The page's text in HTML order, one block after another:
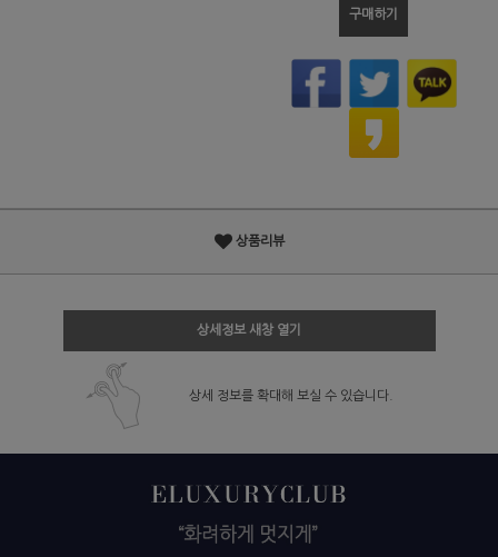
구매하기
상품리뷰
상세정보 새창 열기
상세 정보를 확대해 보실 수 있습니다.